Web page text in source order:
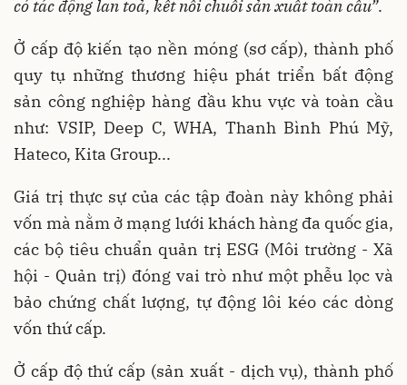
có tác động lan toả, kết nối chuỗi sản xuất toàn cầu”.
Ở cấp độ kiến tạo nền móng (sơ cấp), thành phố
quy tụ những thương hiệu phát triển bất động
sản công nghiệp hàng đầu khu vực và toàn cầu
như: VSIP, Deep C, WHA, Thanh Bình Phú Mỹ,
Hateco, Kita Group...
Giá trị thực sự của các tập đoàn này không phải
vốn mà nằm ở mạng lưới khách hàng đa quốc gia,
các bộ tiêu chuẩn quản trị ESG (Môi trường - Xã
hội - Quản trị) đóng vai trò như một phễu lọc và
bảo chứng chất lượng, tự động lôi kéo các dòng
vốn thứ cấp.
Ở cấp độ thứ cấp (sản xuất - dịch vụ), thành phố